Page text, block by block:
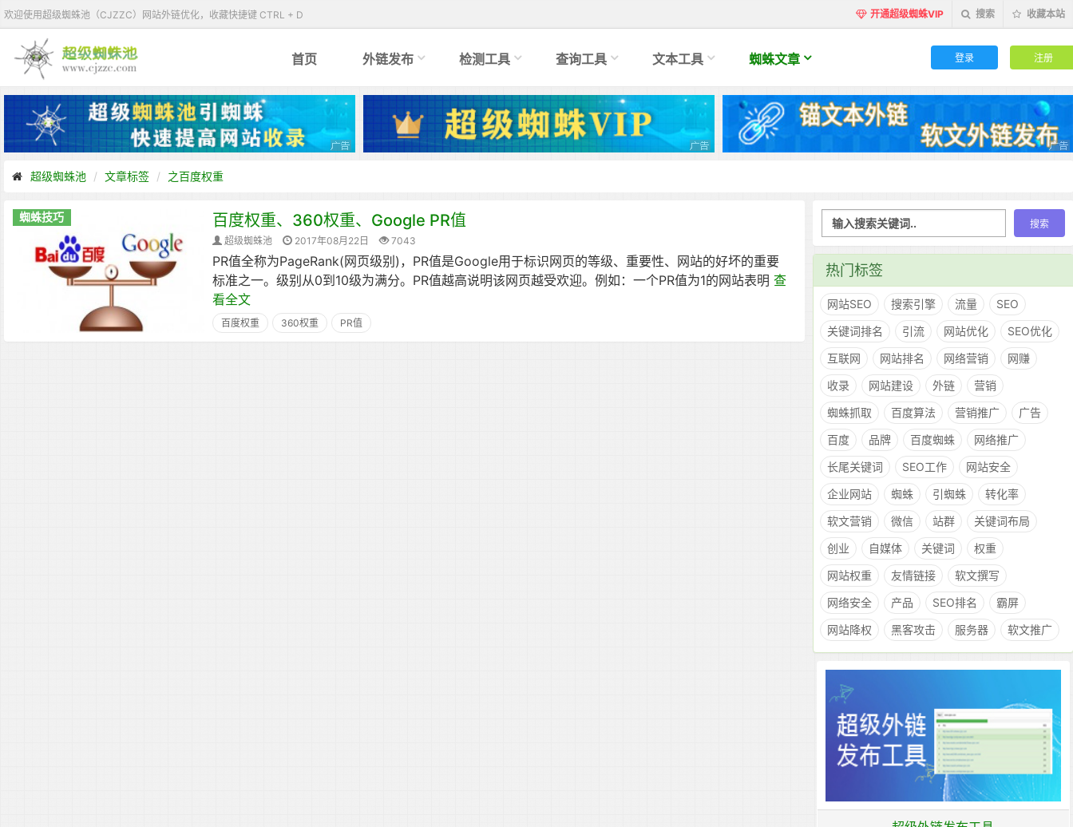
欢迎使用超级蜘蛛池（CJZZC）网站外链优化，收藏快捷键 CTRL + D 开通超级蜘蛛VIP 搜索 收藏本站
首页 外链发布 检测工具 查询工具 文本工具 蜘蛛文章 登录 注册
超级蜘蛛池 文章标签 之百度权重
蜘蛛技巧 百度权重、360权重、Google PR值
超级蜘蛛池 2017年08月22日 7043
PR值全称为PageRank(网页级别)，PR值是Google用于标识网页的等级、重要性、网站的好坏的重要
标准之一。级别从0到10级为满分。PR值越高说明该网页越受欢迎。例如：一个PR值为1的网站表明查
看全文
百度权重 360权重 PR值
热门标签
网站SEO 搜索引擎 流量
SEO
关键词排名
引流 网站优化
SEO优化
互联网
网站排名 网络营销
网赚
收录
网站建设 外链
营销
蜘蛛抓取
百度算法 营销推广
广告
百度
品牌 百度蜘蛛
网络推广
长尾关键词
SEO工作
网站安全
企业网站
蜘蛛 引蜘蛛
转化率
软文营销
微信 站群
关键词布局
创业
自媒体 关键词
权重
网站权重
友情链接
软文撰写
网络安全
产品 SEO排名
霸屏
网站降权
黑客攻击 服务器 软文推广